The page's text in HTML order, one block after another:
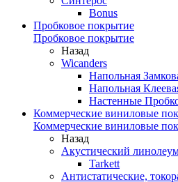
Bonus
Пробковое покрытие
Пробковое покрытие
Назад
Wicanders
Напольная
Напольная
Настенные
Коммерческие виниловые
Коммерческие виниловые
Назад
Акустический
Tarkett
Антистатические,